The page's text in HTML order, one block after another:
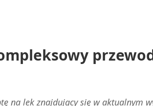
na lek znajdujący się w aktualnym